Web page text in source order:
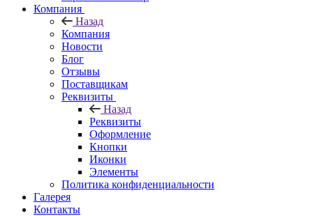
Компания
Назад
Компания
Новости
Блог
Отзывы
Поставщикам
Реквизиты
Назад
Реквизиты
Оформление
Кнопки
Иконки
Элементы
Политика конфиденциальности
Галерея
Контакты